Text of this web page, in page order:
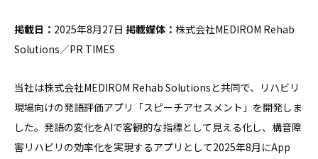
掲載日： 2025年8月27日 掲載媒体： 株式会社MEDIROM Rehab
Solutions／PR TIMES
当社は株式会社MEDIROM Rehab Solutionsと共同で、リハビリ
現場向けの発語評価アプリ「スピーチアセスメント」を開発しま
した。発語の変化をAIで客観的な指標として見える化し、構音障
害リハビリの効率化を実現するアプリとして2025年8月にApp